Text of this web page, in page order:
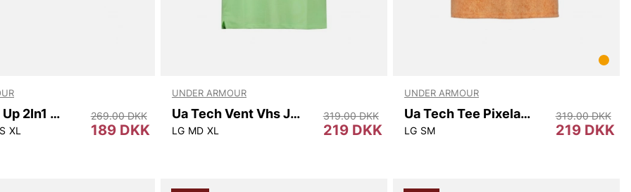
Tech Play Up 2In1 Shorts
XL 189 DKK
269.00 DKK
UNDER ARMOUR
Ua Tech Vent Vhs Jacquard Ss
LG MD XL 219 DKK
319.00 DKK
UNDER ARMOUR
Ua Tech Tee Pixelate
LG SM 219 DKK
319.00 DKK